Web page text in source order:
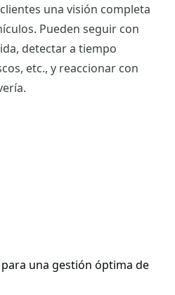
una visión completa
Pueden seguir con
detectar a tiempo
etc., y reaccionar con
una gestión óptima de